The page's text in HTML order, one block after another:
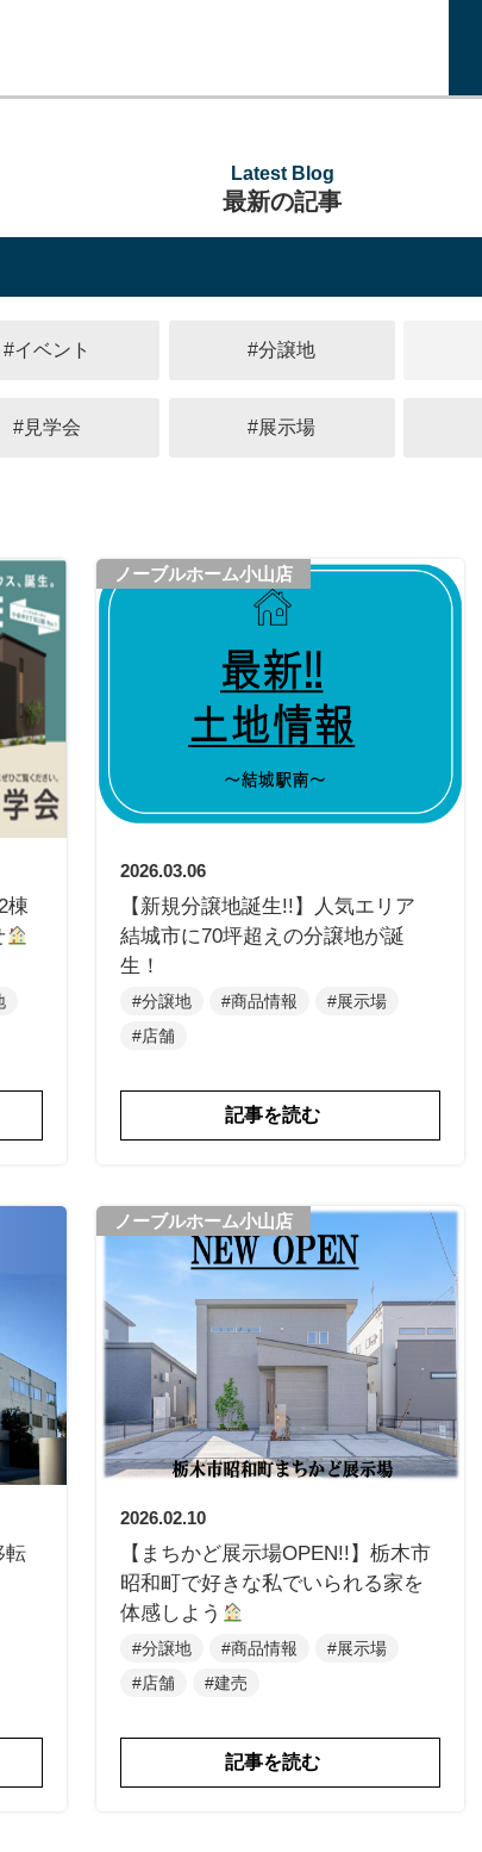
Latest Blog
最新の記事
#イベント #分譲地
#見学会 #展示場
棟
ノーブルホーム小山店
2026.03.06
【新規分譲地誕生!!】人気エリア
結城市に70坪超えの分譲地が誕
生！
#分譲地 #商品情報
#展示場
#店舗
記事を読む
転
ノーブルホーム小山店
2026.02.10
【まちかど展示場OPEN!!】栃木市
昭和町で好きな私でいられる家を
体感しよう
#分譲地 #商品情報
#展示場
#店舗
#建売
記事を読む